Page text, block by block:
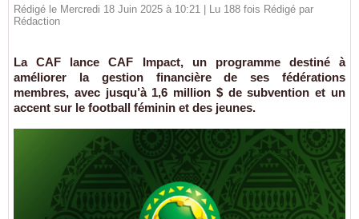
Rédigé le Mercredi 18 Juin 2025 à 10:21 | Lu 188 fois Rédigé par
Rédaction
La CAF lance CAF Impact, un programme destiné à
améliorer la gestion financière de ses fédérations
membres, avec jusqu’à 1,6 million $ de subvention et un
accent sur le football féminin et des jeunes.